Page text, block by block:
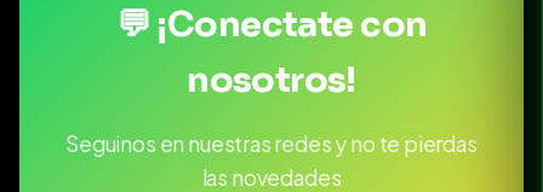
💬 ¡Conectate con
nosotros!
Seguinos en nuestras redes y no te pierdas
las novedades